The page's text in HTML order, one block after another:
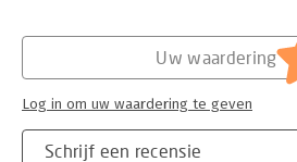
Bestuursrecht
Serie:
Ars Aequi
Schrijf een recensie
Uw waardering
Log in om uw waardering te geven